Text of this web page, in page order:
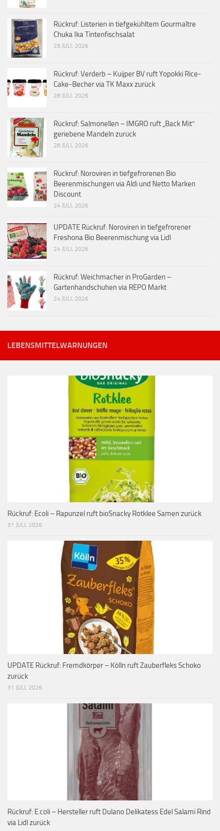
Rückruf: Listerien in tiefgekühltem Gourmaître
Chuka Ika Tintenfischsalat
29 JULI, 2026
Rückruf: Verderb – Kuijper BV ruft Yopokki Rice-
Cake-Becher via TK Maxx zurück
28 JULI, 2026
Rückruf: Salmonellen – IMGRO ruft „Back Mit“
geriebene Mandeln zurück
28 JULI, 2026
Rückruf: Noroviren in tiefgefrorenen Bio
Beerenmischungen via Aldi und Netto Marken
Discount
24 JULI, 2026
UPDATE Rückruf: Noroviren in tiefgefrorener
Freshona Bio Beerenmischung via Lidl
24 JULI, 2026
Rückruf: Weichmacher in ProGarden –
Gartenhandschuhen via REPO Markt
24 JULI, 2026
LEBENSMITTELWARNUNGEN
Rückruf: Ecoli – Rapunzel ruft bioSnacky Rotklee Samen zurück
31 JULI, 2026
UPDATE Rückruf: Fremdkörper – Kölln ruft Zauberfleks Schoko
zurück
31 JULI, 2026
Rückruf: E.coli – Hersteller ruft Dulano Delikatess Edel Salami Rind
via Lidl zurück